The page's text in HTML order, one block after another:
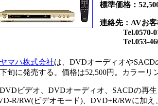
標準価格：
連絡先：AVお
Tel.0570-
Tel.053-460-
ヤマハ株式会社は、DVDオーディオやSACD
旬に発売する。価格は52,500円。カラーリ
ビデオ、DVDオーディオ、SACDの再生
R/RW(ビデオモード)、DVD+R/RWに加